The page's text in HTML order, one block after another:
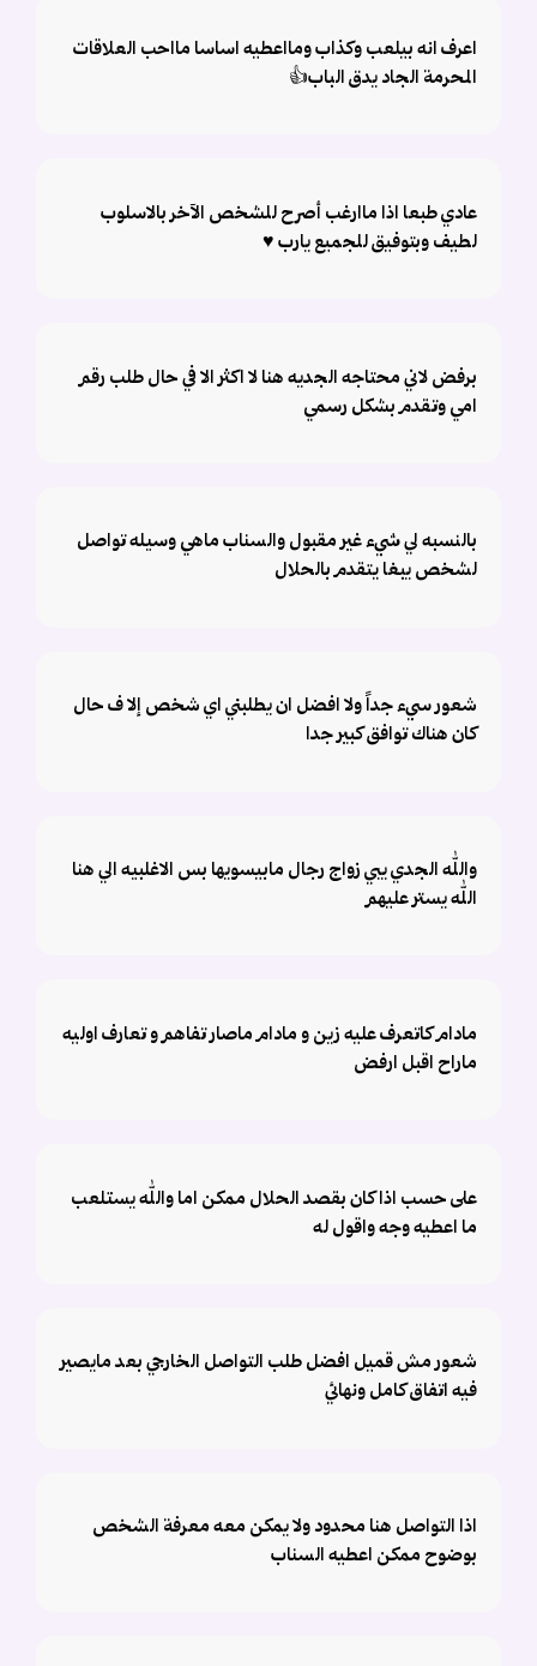
اعرف انه بيلعب وكذاب ومااعطيه اساسا مااحب العلاقات
المحرمة الجاد يدق الباب👍
عادي طبعا اذا ماارغب أصرح للشخص الآخر بالاسلوب
لطيف وبتوفيق للجميع يارب ♥️
برفض لاني محتاجه الجديه هنا لا اكثر الا في حال طلب رقم
امي وتقدم بشكل رسمي
بالنسبه لي شيء غير مقبول والسناب ماهي وسيله تواصل
لشخص يبغا يتقدم بالحلال
شعور سيء جداً ولا افضل ان يطلبني اي شخص إلا ف حال
كان هناك توافق كبير جدا
والله الجدي يبي زواج رجال مابيسويها بس الاغلبيه الي هنا
الله يستر عليهم
مادام كاتعرف عليه زين و مادام ماصار تفاهم و تعارف اوليه
ماراح اقبل ارفض
على حسب اذا كان بقصد الحلال ممكن اما والله يستلعب
ما اعطيه وجه واقول له
شعور مش قميل افضل طلب التواصل الخارجي بعد مايصير
فيه اتفاق كامل ونهائي
اذا التواصل هنا محدود ولا يمكن معه معرفة الشخص
بوضوح ممكن اعطيه السناب